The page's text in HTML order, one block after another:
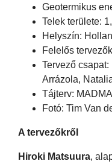
Geotermikus
Telek területe:
Helyszín:
Felelős
Tervező
Arrázola,
Tájterv:
Fotó: Tim Van
A tervezőkről
Hiroki Matsuura,